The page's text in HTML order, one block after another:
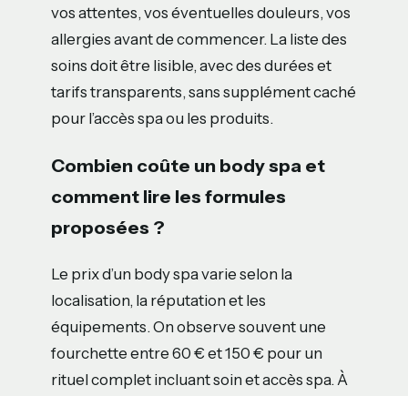
vos attentes, vos éventuelles douleurs, vos
allergies avant de commencer. La liste des
soins doit être lisible, avec des durées et
tarifs transparents, sans supplément caché
pour l’accès spa ou les produits.
Combien coûte un body spa et
comment lire les formules
proposées ?
Le prix d’un body spa varie selon la
localisation, la réputation et les
équipements. On observe souvent une
fourchette entre 60 € et 150 € pour un
rituel complet incluant soin et accès spa. À